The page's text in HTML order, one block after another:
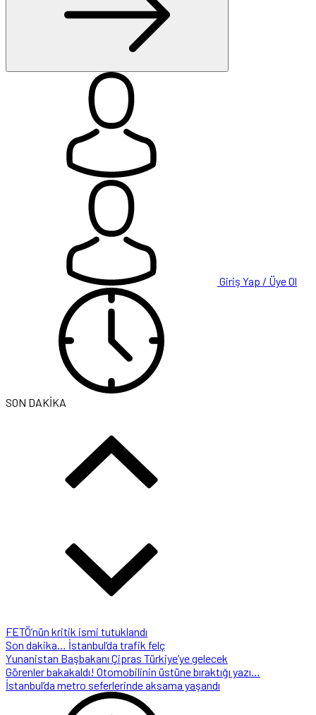
Giriş Yap / Üye Ol
SON DAKİKA
FETÖ’nün kritik ismi tutuklandı
Son dakika… İstanbul’da trafik felç
Yunanistan Başbakanı Çipras Türkiye’ye gelecek
Görenler bakakaldı! Otomobilinin üstüne bıraktığı yazı…
İstanbul’da metro seferlerinde aksama yaşandı